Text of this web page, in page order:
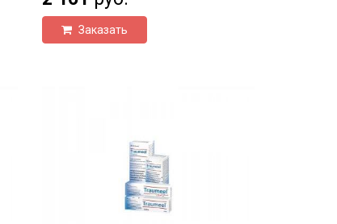
Заказать